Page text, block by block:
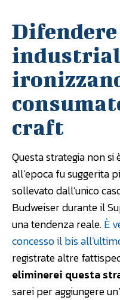
craft
Questa strategia non
all’epoca fu suggerita
sollevato dall’unico
Budweiser durante il
una tendenza reale.È
concesso il bis
registrate altre
eliminerei questa
sarei per aggiungere